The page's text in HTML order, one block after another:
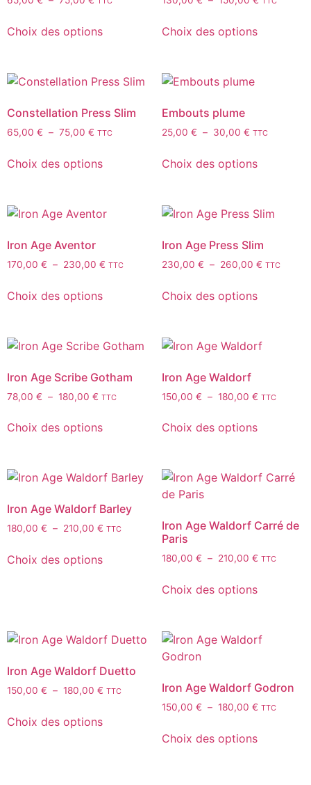
Choix des options Choix des options
Constellation Press Slim
65,00 € – 75,00 € TTC
Choix des options
Embouts plume
25,00 € – 30,00 € TTC
Choix des options
Iron Age Aventor
170,00 € – 230,00 € TTC
Choix des options
Iron Age Press Slim
230,00 € – 260,00 € TTC
Choix des options
Iron Age Scribe Gotham
78,00 € – 180,00 € TTC
Choix des options
Iron Age Waldorf
150,00 € – 180,00 € TTC
Choix des options
Iron Age Waldorf Barley
180,00 € – 210,00 € TTC
Choix des options
Iron Age Waldorf Carré de
Paris
180,00 € – 210,00 € TTC
Choix des options
Iron Age Waldorf Duetto
150,00 € – 180,00 € TTC
Choix des options
Iron Age Waldorf Godron
150,00 € – 180,00 € TTC
Choix des options